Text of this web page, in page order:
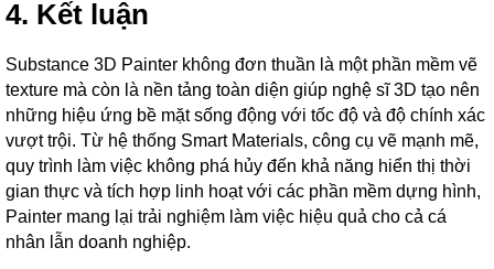
4. Kết luận
Substance 3D Painter không đơn thuần là một phần mềm vẽ
texture mà còn là nền tảng toàn diện giúp nghệ sĩ 3D tạo nên
những hiệu ứng bề mặt sống động với tốc độ và độ chính xác
vượt trội. Từ hệ thống Smart Materials, công cụ vẽ mạnh mẽ,
quy trình làm việc không phá hủy đến khả năng hiển thị thời
gian thực và tích hợp linh hoạt với các phần mềm dựng hình,
Painter mang lại trải nghiệm làm việc hiệu quả cho cả cá
nhân lẫn doanh nghiệp.